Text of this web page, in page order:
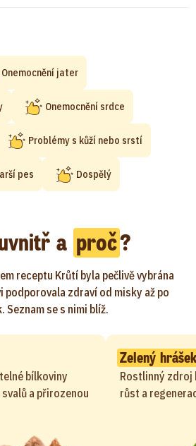
Onemocnění jater
Onemocnění srdce
Problémy s kůží nebo srstí
pes Dospělý
a proč?
receptu Krůtí byla pečlivě vybrána
podporovala zdraví od misky až po
Seznam se s nimi blíž.
bílkoviny
a přirozenou
Zelený hrášek
Rostlinný
růst a